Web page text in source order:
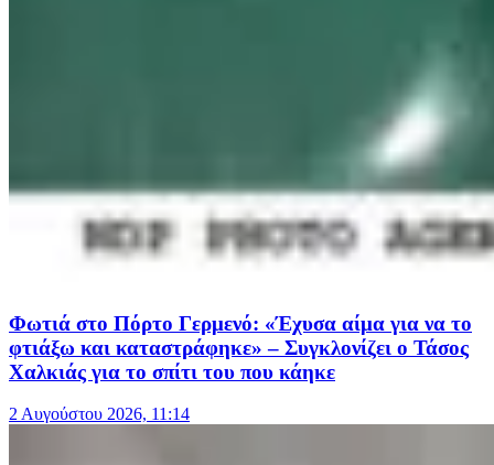
Φωτιά στο Πόρτο Γερμενό: «Έχυσα αίμα για να το
φτιάξω και καταστράφηκε» – Συγκλονίζει ο Τάσος
Χαλκιάς για το σπίτι του που κάηκε
2 Αυγούστου 2026, 11:14